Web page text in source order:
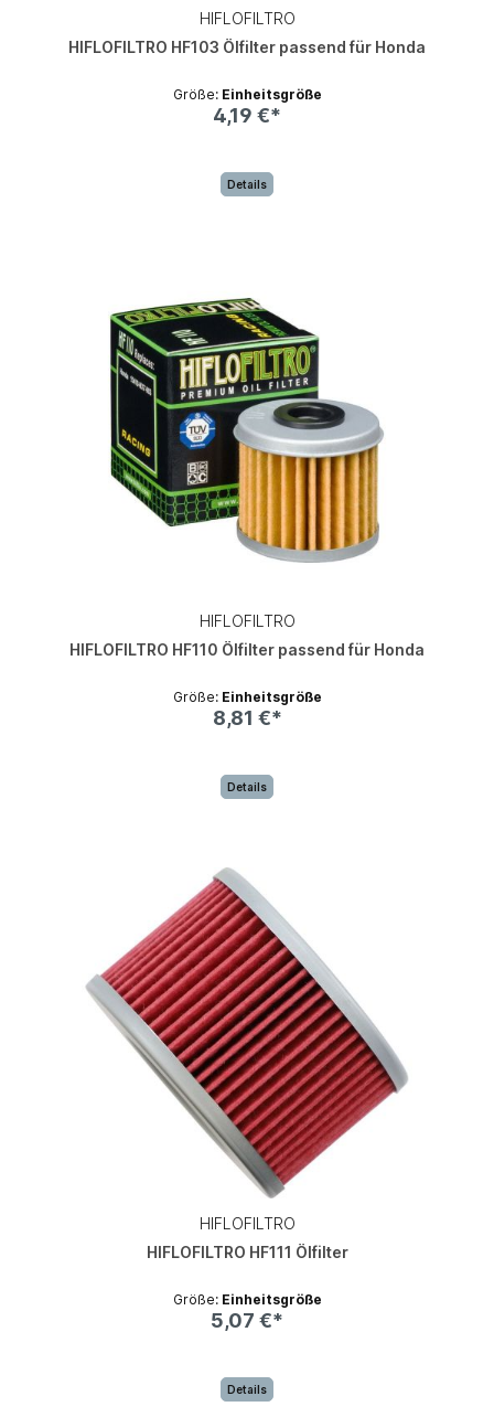
HIFLOFILTRO
HIFLOFILTRO HF103 Ölfilter passend für Honda
Größe: Einheitsgröße
4,19 €*
Details
HIFLOFILTRO
HIFLOFILTRO HF110 Ölfilter passend für Honda
Größe: Einheitsgröße
8,81 €*
Details
HIFLOFILTRO
HIFLOFILTRO HF111 Ölfilter
Größe: Einheitsgröße
5,07 €*
Details